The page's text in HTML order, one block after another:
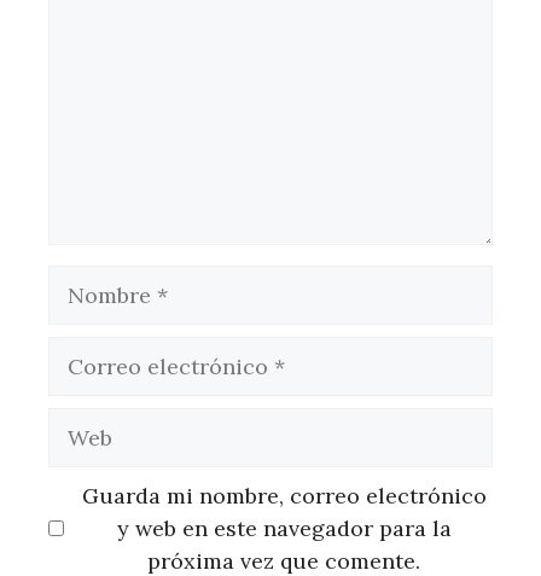
Guarda mi nombre, correo electrónico
y web en este navegador para la
próxima vez que comente.